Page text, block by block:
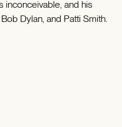
inconceivable, and his
Dylan, and Patti Smith.